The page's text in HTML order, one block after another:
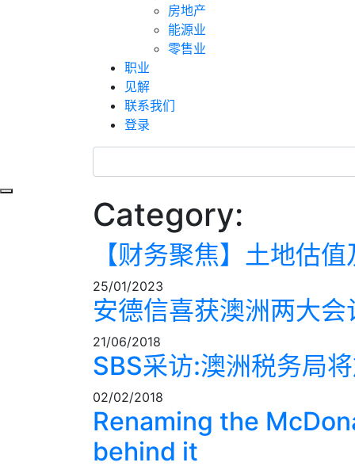
房地产
能源业
零售业
职业
见解
联系我们
登录
Toggle navigationCategory:
【财务聚焦】土地估
25/01/2023
安德信喜获澳洲两大
21/06/2018
SBS采访:澳洲税务局
02/02/2018
Renaming the
behind it